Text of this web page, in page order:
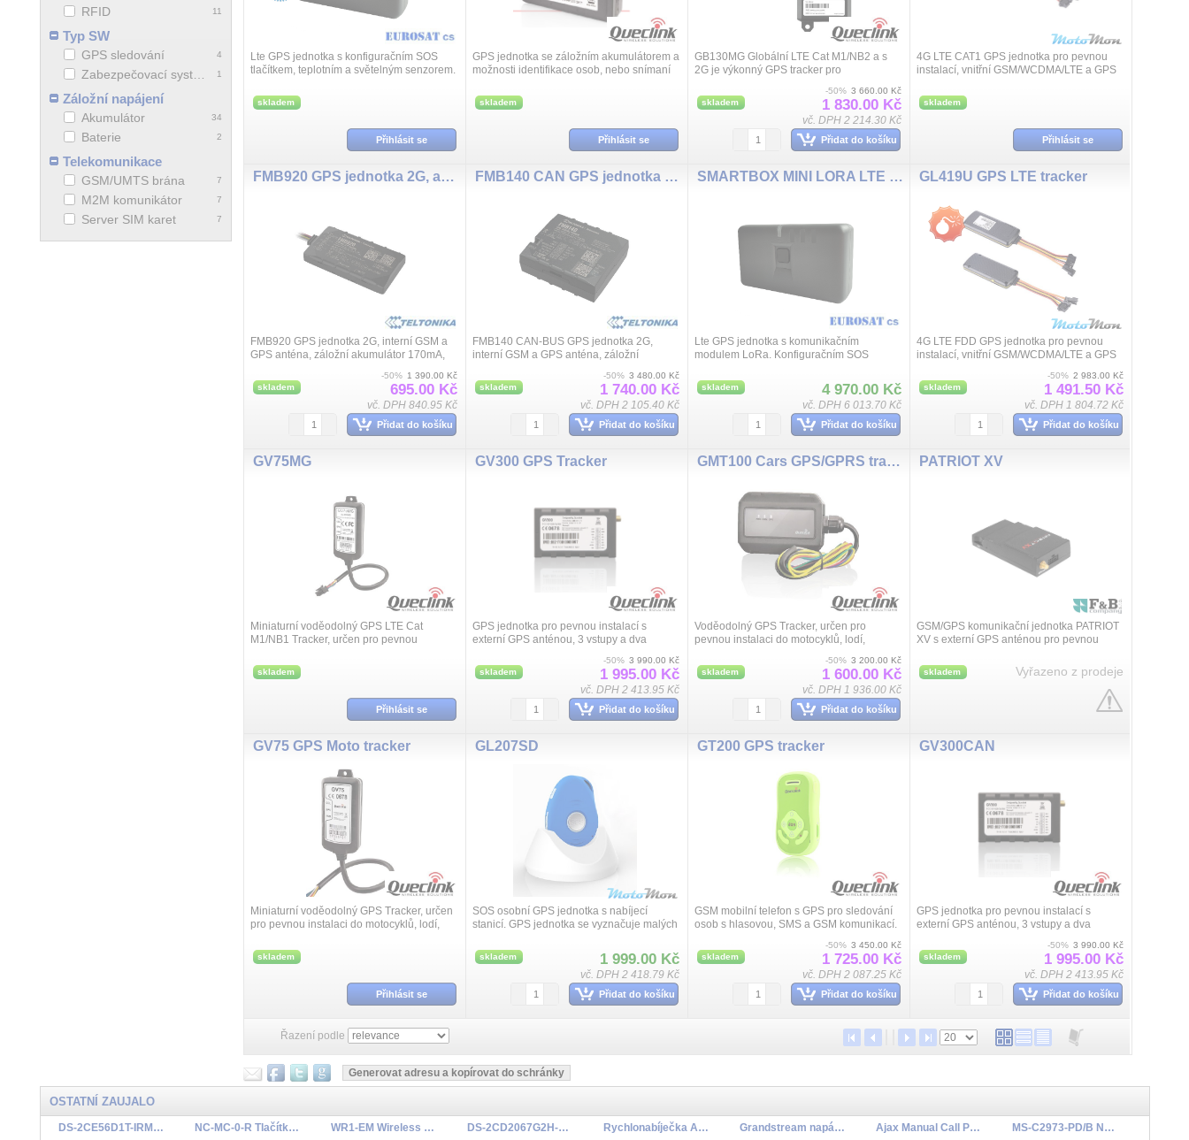
11
RFID
Typ SW
4
GPS sledování
1
Zabezpečovací systémy
Záložní napájení
34
Akumulátor
2
Baterie
Telekomunikace
7
GSM/UMTS brána
7
M2M komunikátor
7
Server SIM karet
Lte GPS jednotka s konfiguračním SOS
tlačítkem, teplotním a světelným senzorem.
zasílá tyto informace prostřednict...
skladem
Přihlásit se
GPS jednotka se záložním akumulátorem a
možnosti identifikace osob, nebo snímaní
instalaci do dopravních prostřed...
skladem
Přihlásit se
GB130MG Globální LTE Cat M1/NB2 a s
2G je výkonný GPS tracker pro
sledování polohy v reálném čase. GPS
pozice je...
skladem
-50% 3 660.00 Kč
1 830.00 Kč
vč. DPH 2 214.30 Kč
Přidat do košíku
4G LTE CAT1 GPS jednotka pro pevnou
instalací, vnitřní GSM/WCDMA/LTE a GPS
akumulátor, vysoký rozsah napájení 9 až
72VDC,...
skladem
Přihlásit se
FMB920 GPS jednotka 2G, aku.170mA, BT
FMB920 GPS jednotka 2G, interní GSM a
GPS anténa, záložní akumulátor 170mA,
napájení 6 – 30VDC, rozměry 79...
skladem
-50% 1 390.00 Kč
695.00 Kč
vč. DPH 840.95 Kč
Přidat do košíku
FMB140 CAN GPS jednotka 2G, aku. 170mA, BT
FMB140 CAN-BUS GPS jednotka 2G,
interní GSM a GPS anténa, záložní
výstup, 1xdig. vstup, napájení 6 – 30VDC,
roz...
skladem
-50% 3 480.00 Kč
1 740.00 Kč
vč. DPH 2 105.40 Kč
Přidat do košíku
SMARTBOX MINI LORA LTE Lora GPS tracker
Lte GPS jednotka s komunikačním
modulem LoRa. Konfiguračním SOS
Přenosný tracker zaznamenává polohu a
zasílá tyt...
skladem 4 970.00 Kč
vč. DPH 6 013.70 Kč
Přidat do košíku
GL419U GPS LTE tracker
4G LTE FDD GPS jednotka pro pevnou
instalací, vnitřní GSM/WCDMA/LTE a GPS
akumulátor, vysoký rozsah napájení 9 až
72VDC,...
skladem
-50% 2 983.00 Kč
1 491.50 Kč
vč. DPH 1 804.72 Kč
Přidat do košíku
GV75MG
Miniaturní voděodolný GPS LTE Cat
M1/NB1 Tracker, určen pro pevnou
sekaček a dalších menších zařízení.
Obsahuje zálo...
skladem
Přihlásit se
GV300 GPS Tracker
GPS jednotka pro pevnou instalací s
externí GPS anténou, 3 vstupy a dva
akumulátor, napájení 8 až 32VDC.
skladem
-50% 3 990.00 Kč
1 995.00 Kč
vč. DPH 2 413.95 Kč
Přidat do košíku
GMT100 Cars GPS/GPRS tracker
Voděodolný GPS Tracker, určen pro
pevnou instalaci do motocyklů, lodí,
zařízení. Obsahuje záložní akumulátor, int...
skladem
-50% 3 200.00 Kč
1 600.00 Kč
vč. DPH 1 936.00 Kč
Přidat do košíku
PATRIOT XV
GSM/GPS komunikační jednotka PATRIOT
XV s externí GPS anténou pro pevnou
záznamem GPS souřadnic a on-line
posílání...
skladem Vyřazeno z prodeje
GV75 GPS Moto tracker
Miniaturní voděodolný GPS Tracker, určen
pro pevnou instalaci do motocyklů, lodí,
zařízení. Obsahuje záložní akumu...
skladem
Přihlásit se
GL207SD
SOS osobní GPS jednotka s nabíjecí
stanicí. GPS jednotka se vyznačuje malých
komunikací pro bezpečné sledování osob v
reáln...
skladem 1 999.00 Kč
vč. DPH 2 418.79 Kč
Přidat do košíku
GT200 GPS tracker
GSM mobilní telefon s GPS pro sledování
osob s hlasovou, SMS a GSM komunikací.
akumulátoru, pohybový detektor, vysoká
G...
skladem
-50% 3 450.00 Kč
1 725.00 Kč
vč. DPH 2 087.25 Kč
Přidat do košíku
GV300CAN
GPS jednotka pro pevnou instalací s
externí GPS anténou, 3 vstupy a dva
J1708, RS232, záložní akumulátor,
napájení 8 až 32VDC...
skladem
-50% 3 990.00 Kč
1 995.00 Kč
vč. DPH 2 413.95 Kč
Přidat do košíku
Řazení podle
OSTATNÍ ZAUJALO
DS-2CE56D1T-IRM 3,6mm NC-MC-0-R Tlačítkový konvenční požární hlásič s přepínacím kontaktem, plastový element, bez LED indi WR1-EM Wireless Reader EM card DS-2CD2067G2H-LIU(2.8mm)(eF)(O-STD) Rychlonabíječka ASC Ultra, 14,4-36 V, „AIR COOLED“, EU Grandstream napájecí adaptér 5V/0,6A Ajax Manual Call Point (White) (8EU) ASP (87645) MS-C2973-PD/B NDAA 2.8mm 2MP/30fps mini DOME AI